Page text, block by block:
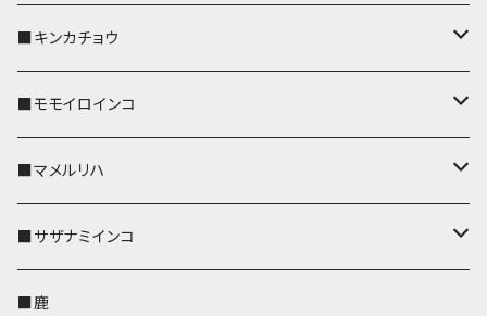
メガネケース
ポシェット・バッグ
帆布・デニム
KONBU
Apple Watchバンド
ポーチ
レザートレイ
IDカードホルダー
ポシェット・バッグ
帆布・デニム
KONBU
ポーチ
コインケース
AppleWatchバンド
ストラップ付
名刺入れ・カードケース
ポシェット・バッグ
帆布・デニム
KONBU
ポーチ
コインケース
メガネケース
ストラップ付
コインケース
IDカードホルダー
ポーチ
ポシェット・バッグ
帆布・デニム
キーケース
リールのみ
ストラップ付
IDカードホルダー
メガネケース
コインケース
ポシェット・バッグ
帆布・デニム
キーケース
IDカードホルダー
リール付きストラップ
リールのみ
ストラップ付
キーケース
メガネケース
コインケース
リール付きストラップ
リールのみ
ストラップ付
レザートレイ
パスケース
IDカードホルダー
キーケース
キーホルダー
リール付きストラップ
リールのみ
ストラップ付
パスケース
IDカードホルダー
キーケース
キーカバー
キーホルダー
パスケース
リール付きストラップ
リールのみ
IDカードホルダー
■キンカチョウ
キーカバー
AppleWatchバンド
キーホルダー・チャーム
パスケース
■モモイロインコ
キーカバー
キーホルダー
リール付きストラップ
■マメルリハ
レザートレイ
キーカバー
■サザナミインコ
キーカバー
■鹿